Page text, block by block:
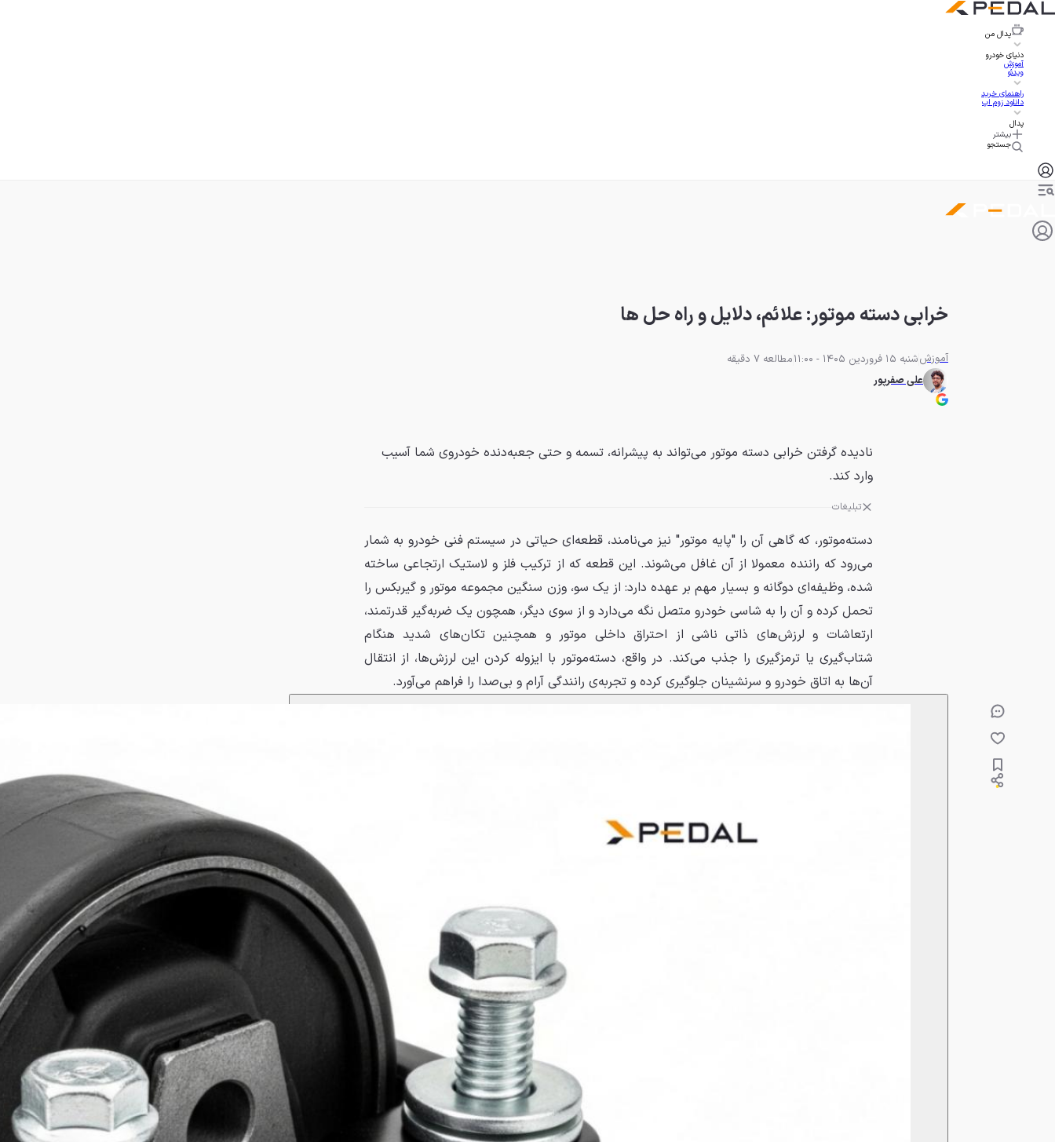
پدال من
دنیای خودرو
آموزش
ویدئو
راهنمای خرید
دانلود زوم اپ
پدال
بیشتر
جستجو
خرابی دسته موتور: علائم، دلایل و راه حل ها
آموزششنبه 15 فروردین 1405 - 11:00
مطالعه 7 دقیقه
علی صفرپور
نادیده گرفتن خرابی دسته موتور می‌تواند به پیشرانه، تسمه و حتی جعبه‌دنده خودروی شما آسیب
وارد کند.
تبلیغات
دسته‌موتور، که گاهی آن را "پایه موتور" نیز می‌نامند، قطعه‌ای حیاتی در سیستم فنی خودرو به شمار
می‌رود که راننده معمولا از آن غافل می‌شوند. این قطعه که از ترکیب فلز و لاستیک ارتجاعی ساخته
شده، وظیفه‌ای دوگانه و بسیار مهم بر عهده دارد: از یک سو، وزن سنگین مجموعه موتور و گیربکس را
تحمل کرده و آن را به شاسی خودرو متصل نگه می‌دارد و از سوی دیگر، همچون یک ضربه‌گیر قدرتمند،
ارتعاشات و لرزش‌های ذاتی ناشی از احتراق داخلی موتور و همچنین تکان‌های شدید هنگام
شتاب‌گیری یا ترمزگیری را جذب می‌کند. در واقع، دسته‌موتور با ایزوله کردن این لرزش‌ها، از انتقال
آن‌ها به اتاق خودرو و سرنشینان جلوگیری کرده و تجربه‌ی رانندگی آرام و بی‌صدا را فراهم می‌آورد.